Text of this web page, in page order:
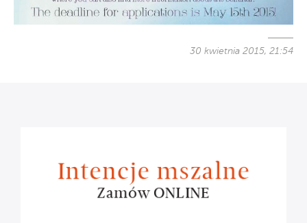
30 kwietnia 2015, 21:54